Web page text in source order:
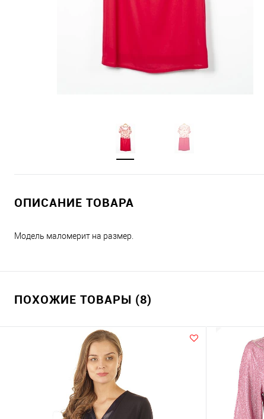
ОПИСАНИЕ ТОВАРА
Модель маломерит на размер.
ПОХОЖИЕ ТОВАРЫ (8)